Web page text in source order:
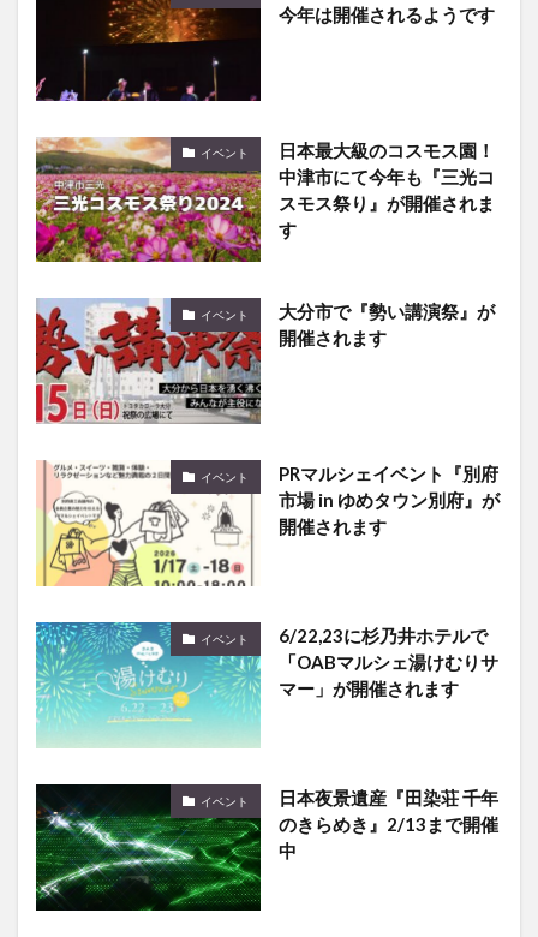
今年は開催されるようです
イベント
日本最大級のコスモス園！
中津市にて今年も『三光コ
スモス祭り』が開催されま
す
イベント
大分市で『勢い講演祭』が
開催されます
イベント
PRマルシェイベント『別府
市場 in ゆめタウン別府』が
開催されます
イベント
6/22,23に杉乃井ホテルで
「OABマルシェ湯けむりサ
マー」が開催されます
イベント
日本夜景遺産『田染荘 千年
のきらめき』2/13まで開催
中